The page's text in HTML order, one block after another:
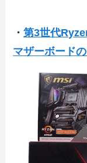
・第3世代
マザーボード